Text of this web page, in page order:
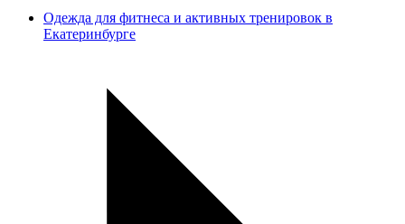
Одежда для фитнеса и активных тренировок в
Екатеринбурге